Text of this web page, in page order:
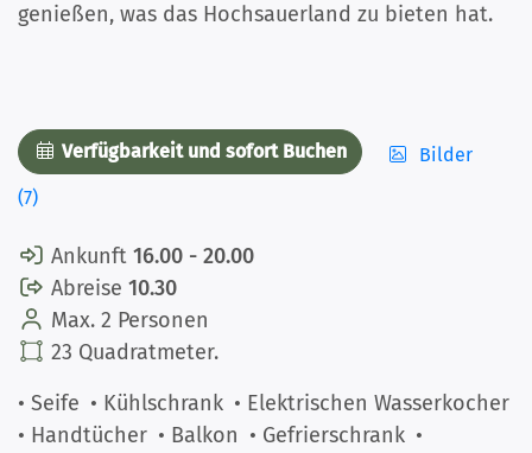
genießen, was das Hochsauerland zu bieten hat.
Verfügbarkeit und sofort Buchen
Bilder
(7)
Ankunft 16.00 - 20.00
Abreise 10.30
Max. 2 Personen
23 Quadratmeter.
• Seife • Kühlschrank • Elektrischen Wasserkocher
• Handtücher • Balkon • Gefrierschrank •